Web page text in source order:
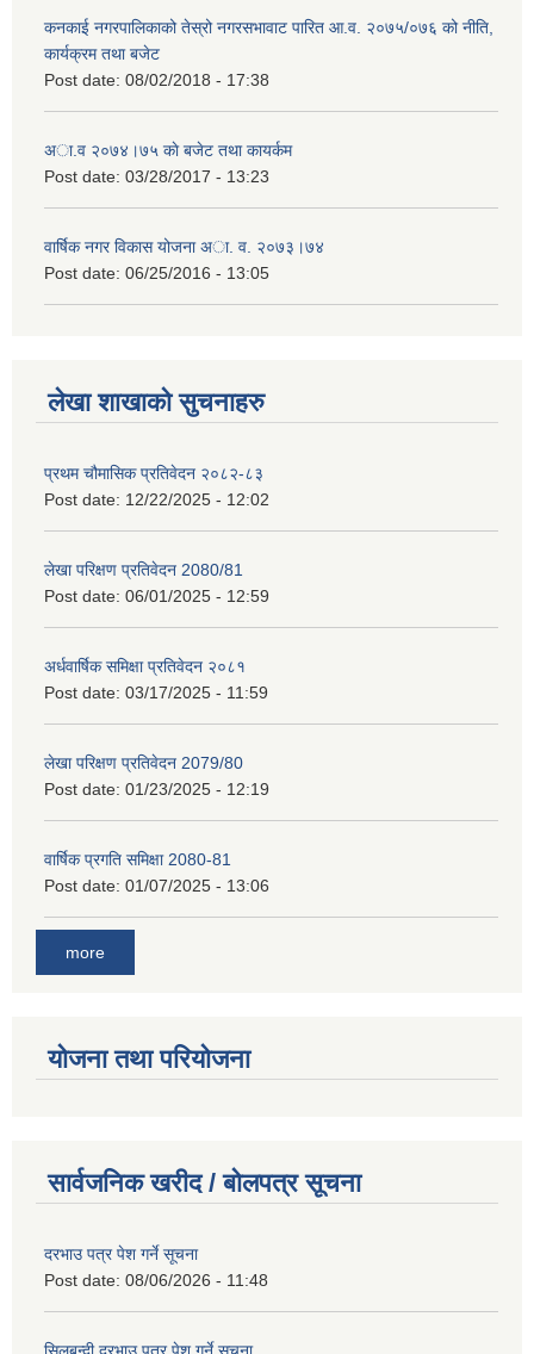
कनकाई नगरपालिकाको तेस्रो नगरसभावाट पारित आ.व. २०७५/०७६ को नीति,
कार्यक्रम तथा बजेट
Post date: 08/02/2018 - 17:38
अा.व २०७४।७५ काे बजेट तथा कायर्कम
Post date: 03/28/2017 - 13:23
वार्षिक नगर विकास योजना अा. व. २०७३।७४
Post date: 06/25/2016 - 13:05
लेखा शाखाको सुचनाहरु
प्रथम चौमासिक प्रतिवेदन २०८२-८३
Post date: 12/22/2025 - 12:02
लेखा परिक्षण प्रतिवेदन 2080/81
Post date: 06/01/2025 - 12:59
अर्धवार्षिक समिक्षा प्रतिवेदन २०८१
Post date: 03/17/2025 - 11:59
लेखा परिक्षण प्रतिवेदन 2079/80
Post date: 01/23/2025 - 12:19
वार्षिक प्रगति समिक्षा 2080-81
Post date: 01/07/2025 - 13:06
more
योजना तथा परियोजना
सार्वजनिक खरीद / बोलपत्र सूचना
दरभाउ पत्र पेश गर्ने सूचना
Post date: 08/06/2026 - 11:48